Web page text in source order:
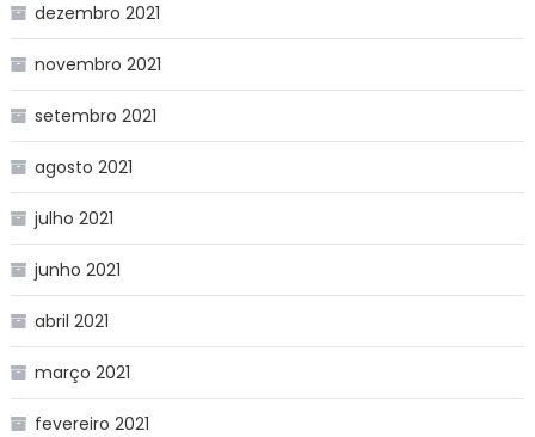
dezembro 2021
novembro 2021
setembro 2021
agosto 2021
julho 2021
junho 2021
abril 2021
março 2021
fevereiro 2021